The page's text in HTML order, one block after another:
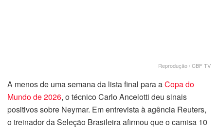
Reprodução / CBF TV
A menos de uma semana da lista final para aCopa do
Mundo de 2026, o técnico Carlo Ancelotti deu sinais
positivos sobre Neymar. Em entrevista à agência Reuters,
o treinador da Seleção Brasileira afirmou que o camisa 10